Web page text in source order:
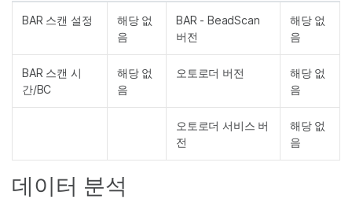
BAR 스캔 설정
해당 없
음
BAR - BeadScan
버전
해당 없
음
BAR 스캔 시
간/BC
해당 없
음
오토로더 버전
해당 없
음
오토로더 서비스 버
전
해당 없
음
데이터 분석